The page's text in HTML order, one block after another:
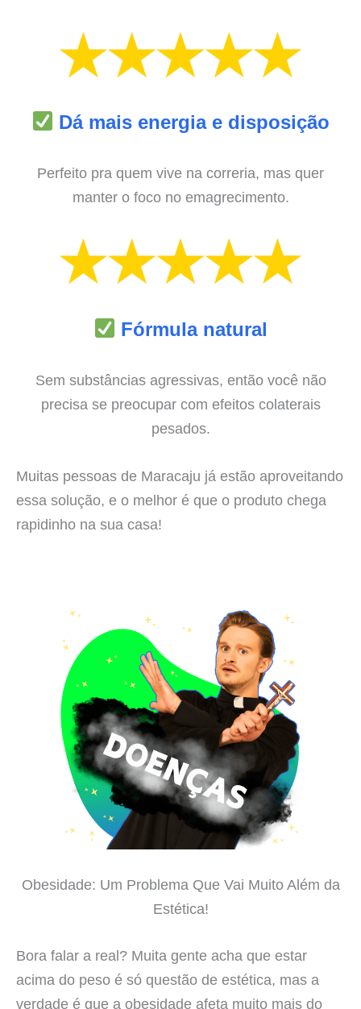
Dá mais energia e disposição
Perfeito pra quem vive na correria, mas quer
manter o foco no emagrecimento.
Fórmula natural
Sem substâncias agressivas, então você não
precisa se preocupar com efeitos colaterais
pesados.
Muitas pessoas de Maracaju já estão aproveitando
essa solução, e o melhor é que o produto chega
rapidinho na sua casa!
Obesidade: Um Problema Que Vai Muito Além da
Estética!
Bora falar a real? Muita gente acha que estar
acima do peso é só questão de estética, mas a
verdade é que a obesidade afeta muito mais do